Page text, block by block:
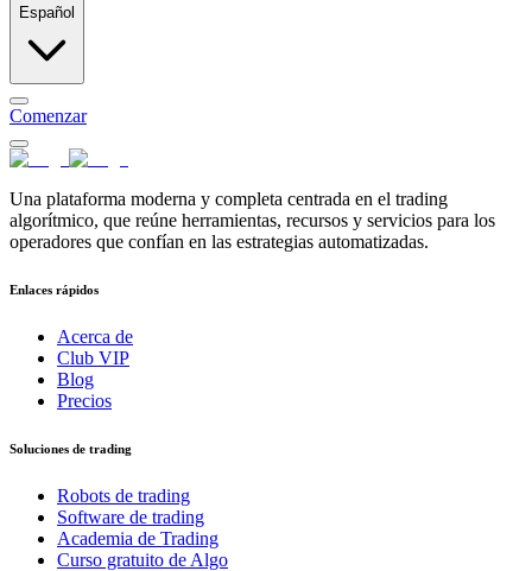
Español
Comenzar
Una plataforma moderna y completa centrada en el trading
algorítmico, que reúne herramientas, recursos y servicios para los
operadores que confían en las estrategias automatizadas.
Enlaces rápidos
Acerca de
Club VIP
Blog
Precios
Soluciones de trading
Robots de trading
Software de trading
Academia de Trading
Curso gratuito de Algo